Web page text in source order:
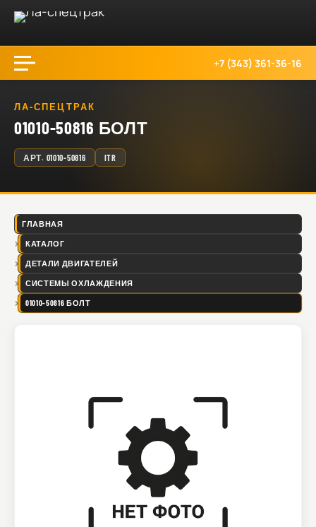
+7 (343) 361-36-16
ЛА-СПЕЦТРАК
01010-50816 БОЛТ
АРТ. 01010-50816 ITR
ГЛАВНАЯ
КАТАЛОГ
ДЕТАЛИ ДВИГАТЕЛЕЙ
СИСТЕМЫ ОХЛАЖДЕНИЯ
01010-50816 БОЛТ